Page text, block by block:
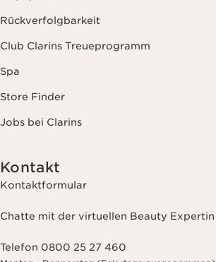
Rückverfolgbarkeit
Club Clarins Treueprogramm
Spa
Store Finder
Jobs bei Clarins
Kontakt
Kontaktformular
Chatte mit der virtuellen Beauty Expertin
Telefon 0800 25 27 460